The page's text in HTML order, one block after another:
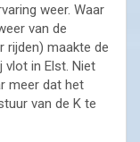
weer. Waar
van de
rijden) maakte de
vlot in Elst. Niet
meer dat het
van de K te